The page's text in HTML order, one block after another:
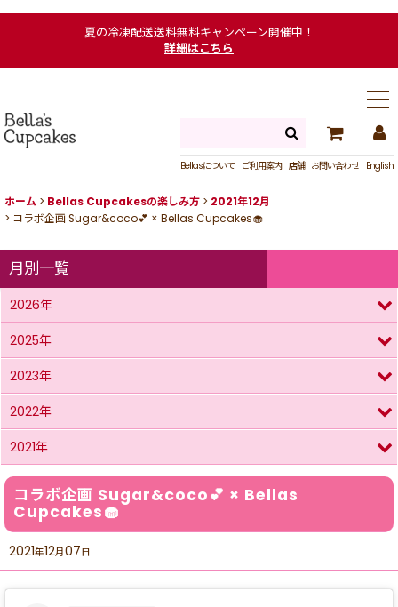
夏の冷凍配送送料無料キャンペーン開催中！
詳細はこちら
Bellasについて ご利用案内 店舗 お問い合わせ English
ホーム > Bellas Cupcakesの楽しみ方 > 2021年12月
> コラボ企画 Sugar&coco💕 × Bellas Cupcakes🧁
コラボ企画 Sugar&coco💕 × Bellas
Cupcakes🧁
2021年12月07日
月別一覧
2026年
2025年
2023年
2022年
2021年